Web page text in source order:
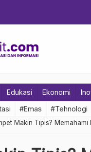
Edukasi Ekonomi
#Emas #Tehnologi
Makin Tipis?